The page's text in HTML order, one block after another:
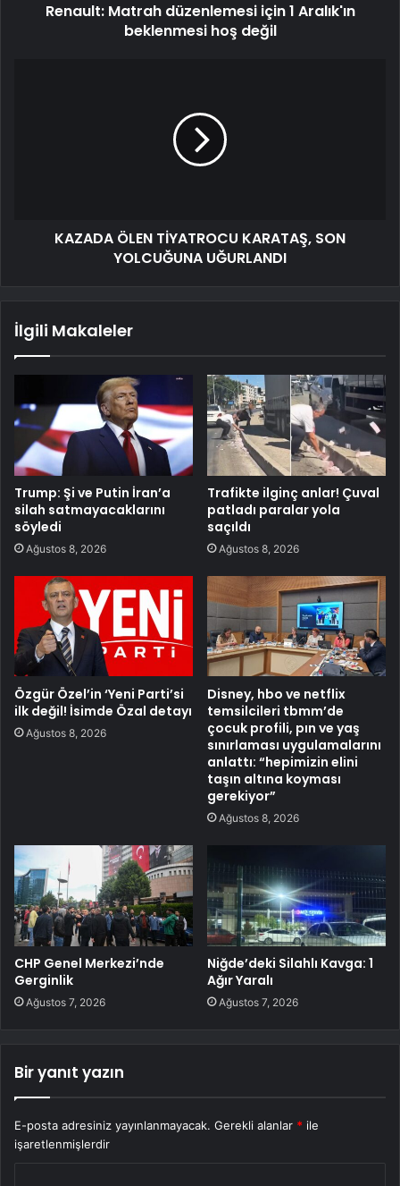
Renault: Matrah düzenlemesi için 1 Aralık'ın
beklenmesi hoş değil
KAZADA ÖLEN TİYATROCU KARATAŞ, SON
YOLCUĞUNA UĞURLANDI
İlgili Makaleler
Trump: Şi ve Putin İran’a
silah satmayacaklarını
söyledi
Ağustos 8, 2026
Trafikte ilginç anlar! Çuval
patladı paralar yola
saçıldı
Ağustos 8, 2026
Özgür Özel’in ‘Yeni Parti’si
ilk değil! İsimde Özal detayı
Ağustos 8, 2026
Disney, hbo ve netflix
temsilcileri tbmm’de
çocuk profili, pın ve yaş
sınırlaması uygulamalarını
anlattı: “hepimizin elini
taşın altına koyması
gerekiyor”
Ağustos 8, 2026
CHP Genel Merkezi’nde
Gerginlik
Ağustos 7, 2026
Niğde’deki Silahlı Kavga: 1
Ağır Yaralı
Ağustos 7, 2026
Bir yanıt yazın
E-posta adresiniz yayınlanmayacak. Gerekli alanlar * ile
işaretlenmişlerdir